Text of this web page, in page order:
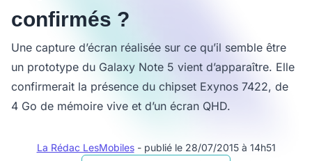
confirmés ?
Une capture d’écran réalisée sur ce qu’il semble être
un prototype du Galaxy Note 5 vient d’apparaître. Elle
confirmerait la présence du chipset Exynos 7422, de
4 Go de mémoire vive et d’un écran QHD.
La Rédac LesMobiles - publié le 28/07/2015 à 14h51